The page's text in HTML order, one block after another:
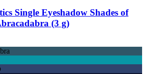
Single Eyeshadow Shades of
(3 g)